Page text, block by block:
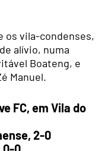
os vila-condenses,
alívio, numa
Boateng, e
Manuel.
FC, em Vila do
2-0